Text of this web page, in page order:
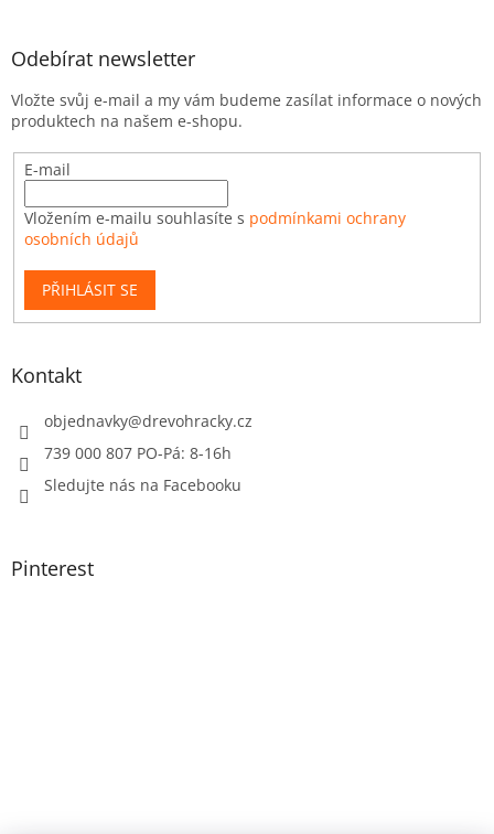
Odebírat newsletter
Vložte svůj e-mail a my vám budeme zasílat informace o nových
produktech na našem e-shopu.
E-mail
Vložením e-mailu souhlasíte s podmínkami ochrany
osobních údajů
PŘIHLÁSIT SE
Kontakt
objednavky@drevohracky.cz
739 000 807 PO-Pá: 8-16h
Sledujte nás na Facebooku
Pinterest